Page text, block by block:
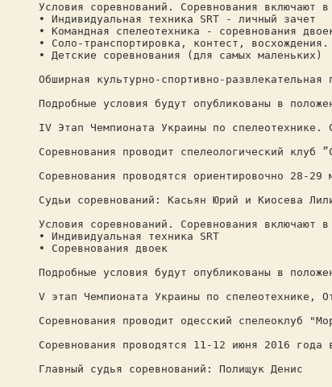
Условия соревнований. Соревнования включают
• Индивидуальная техника SRT - личный зачет
• Командная спелеотехника - соревнования
• Соло-транспортировка, контест, восхождения.
• Детские соревнования (для самых маленьких)
Обширная культурно-спортивно-развлекательная
Подробные условия будут опубликованы в
IV Этап Чемпионата Украины по
Соревнования проводит спелеологический клуб
Соревнования проводятся ориентировочно 28-
Судьи соревнований: Касьян Юрий и Киосева
Условия соревнований. Соревнования включают
• Индивидуальная техника SRT
• Соревнования двоек
Подробные условия будут опубликованы в
V этап Чемпионата Украины по спелеотехнике,
Соревнования проводит одесский спелеоклуб
Соревнования проводятся 11-12 июня 2016 года
Главный судья соревнований: Полищук Денис